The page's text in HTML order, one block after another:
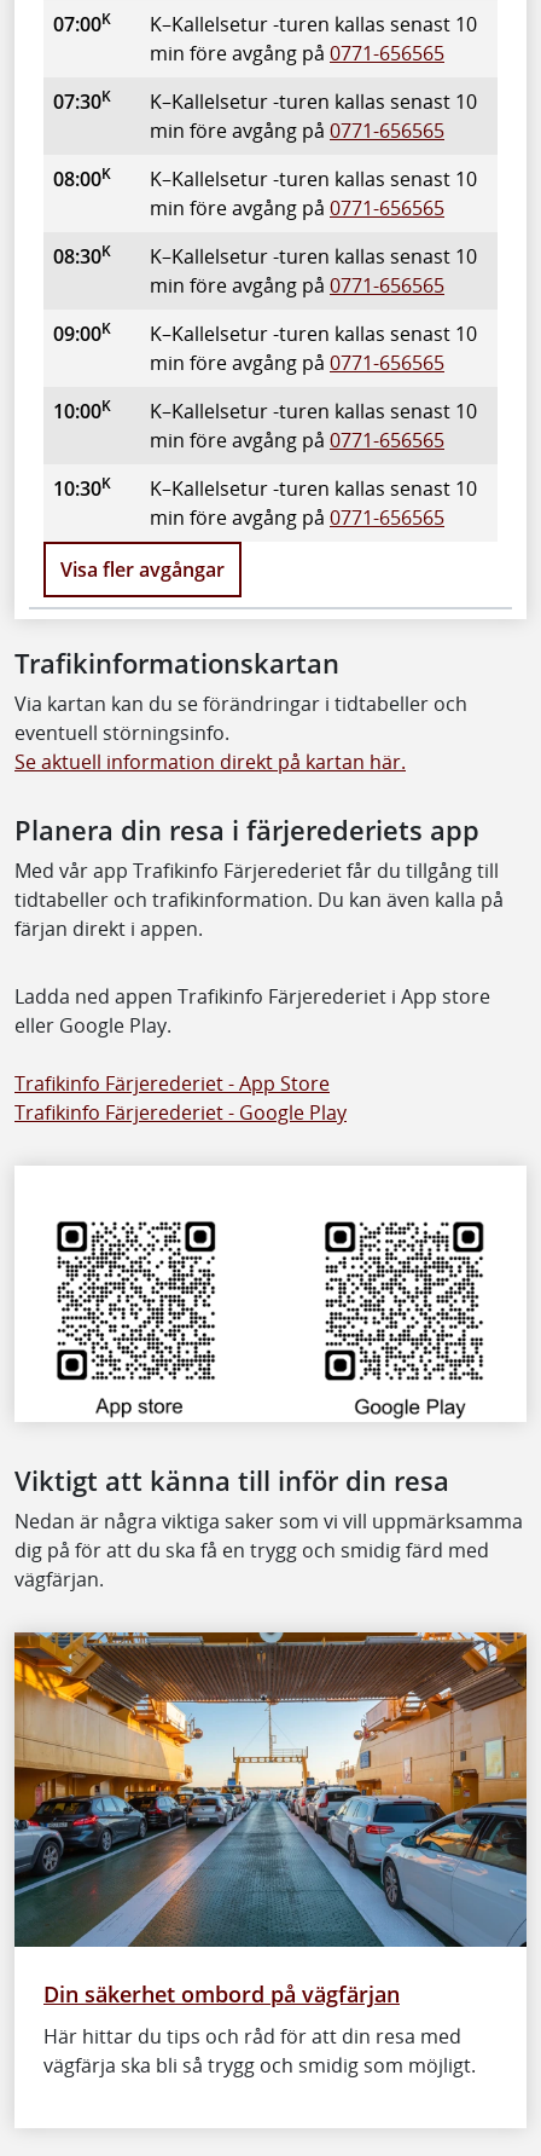
07:00K
K–Kallelsetur -turen kallas senast 10
min före avgång på 0771-656565
07:30K
K–Kallelsetur -turen kallas senast 10
min före avgång på 0771-656565
08:00K
K–Kallelsetur -turen kallas senast 10
min före avgång på 0771-656565
08:30K
K–Kallelsetur -turen kallas senast 10
min före avgång på 0771-656565
09:00K
K–Kallelsetur -turen kallas senast 10
min före avgång på 0771-656565
10:00K
K–Kallelsetur -turen kallas senast 10
min före avgång på 0771-656565
10:30K
K–Kallelsetur -turen kallas senast 10
min före avgång på 0771-656565
Visa fler avgångar
Trafikinformationskartan
Via kartan kan du se förändringar i tidtabeller och
eventuell störningsinfo.
Se aktuell information direkt på kartan här.
Planera din resa i färjerederiets app
Med vår app Trafikinfo Färjerederiet får du tillgång till
tidtabeller och trafikinformation. Du kan även kalla på
färjan direkt i appen.
Ladda ned appen Trafikinfo Färjerederiet i App store
eller Google Play.
Trafikinfo Färjerederiet - App Store
Trafikinfo Färjerederiet - Google Play
Viktigt att känna till inför din resa
Nedan är några viktiga saker som vi vill uppmärksamma
dig på för att du ska få en trygg och smidig färd med
vägfärjan.
Din säkerhet ombord på vägfärjan
Här hittar du tips och råd för att din resa med
vägfärja ska bli så trygg och smidig som möjligt.